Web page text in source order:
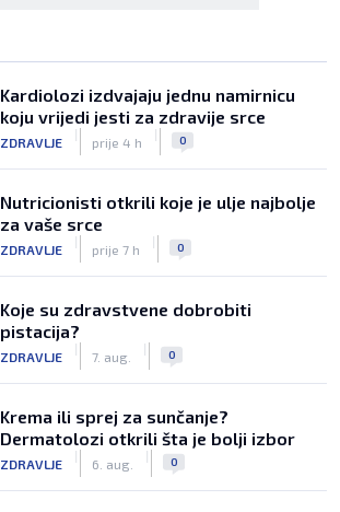
Kardiolozi izdvajaju jednu namirnicu
koju vrijedi jesti za zdravije srce
ZDRAVLJE
|
prije 4 h
| 0
Nutricionisti otkrili koje je ulje najbolje
za vaše srce
ZDRAVLJE
|
prije 7 h
| 0
Koje su zdravstvene dobrobiti
pistacija?
ZDRAVLJE
|
7. aug.
| 0
Krema ili sprej za sunčanje?
Dermatolozi otkrili šta je bolji izbor
ZDRAVLJE
|
6. aug.
| 0